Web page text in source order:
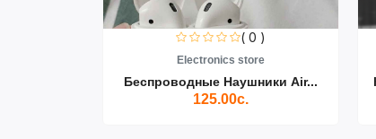
( 0 )
Electronics store
Беспроводные Наушники Air...
125.00с.